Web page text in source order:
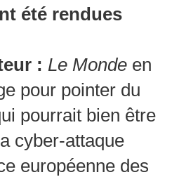
été rendues
: Le Monde en
pour pointer du
pourrait bien être
cyber-attaque
européenne des